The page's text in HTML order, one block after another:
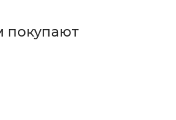
покупают